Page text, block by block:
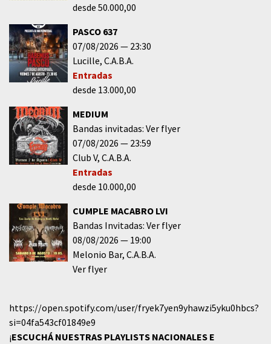
desde 50.000,00
PASCO 637
07/08/2026
23:30
Lucille C.A.B.A.
Entradas
desde 13.000,00
MEDIUM
Bandas invitadas: Ver flyer
07/08/2026
23:59
Club V C.A.B.A.
Entradas
desde 10.000,00
CUMPLE MACABRO LVI
Bandas Invitadas: Ver flyer
08/08/2026
19:00
Melonio Bar C.A.B.A.
Ver flyer
https://open.spotify.com/user/fryek7yen9yhawzi5yku0hbcs?
si=04fa543cf01849e9
¡ESCUCHÁ NUESTRAS PLAYLISTS NACIONALES E